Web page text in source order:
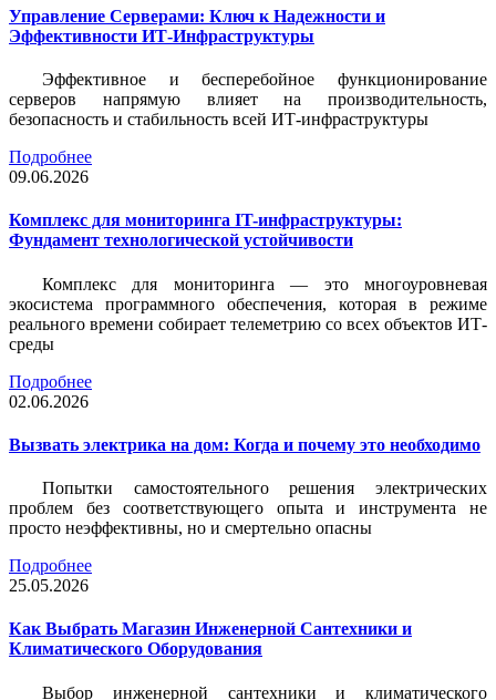
Управление Серверами: Ключ к Надежности и
Эффективности ИТ-Инфраструктуры
Эффективное и бесперебойное функционирование
серверов напрямую влияет на производительность,
безопасность и стабильность всей ИТ-инфраструктуры
Подробнее
09.06.2026
Комплекс для мониторинга IT-инфраструктуры:
Фундамент технологической устойчивости
Комплекс для мониторинга — это многоуровневая
экосистема программного обеспечения, которая в режиме
реального времени собирает телеметрию со всех объектов ИТ-
среды
Подробнее
02.06.2026
Вызвать электрика на дом: Когда и почему это необходимо
Попытки самостоятельного решения электрических
проблем без соответствующего опыта и инструмента не
просто неэффективны, но и смертельно опасны
Подробнее
25.05.2026
Как Выбрать Магазин Инженерной Сантехники и
Климатического Оборудования
Выбор инженерной сантехники и климатического